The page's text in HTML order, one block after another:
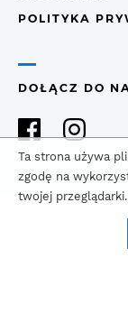
POLITYKA
DOŁĄCZ DO
Ta strona używa
zgodę na
twojej